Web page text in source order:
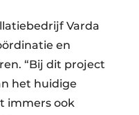
Varda
en
“Bij dit project
het huidige
immers ook